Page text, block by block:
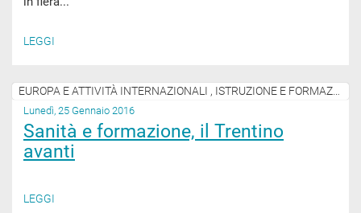
LEGGI
Lunedì, 25 Gennaio 2016
Sanità e formazione, il Trentino
avanti
LEGGI